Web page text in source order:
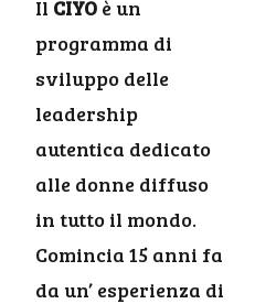
Il CIYO è un
programma di
sviluppo delle
leadership
autentica dedicato
alle donne diffuso
in tutto il mondo.
Comincia 15 anni fa
da un’ esperienza di